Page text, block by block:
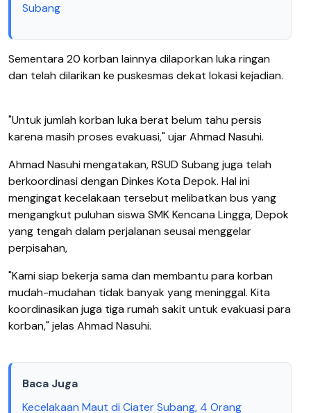
Subang
Sementara 20 korban lainnya dilaporkan luka ringan
dan telah dilarikan ke puskesmas dekat lokasi kejadian.
"Untuk jumlah korban luka berat belum tahu persis
karena masih proses evakuasi," ujar Ahmad Nasuhi.
Ahmad Nasuhi mengatakan, RSUD Subang juga telah
berkoordinasi dengan Dinkes Kota Depok. Hal ini
mengingat kecelakaan tersebut melibatkan bus yang
mengangkut puluhan siswa SMK Kencana Lingga, Depok
yang tengah dalam perjalanan seusai menggelar
perpisahan,
"Kami siap bekerja sama dan membantu para korban
mudah-mudahan tidak banyak yang meninggal. Kita
koordinasikan juga tiga rumah sakit untuk evakuasi para
korban," jelas Ahmad Nasuhi.
Baca Juga
Kecelakaan Maut di Ciater Subang, 4 Orang